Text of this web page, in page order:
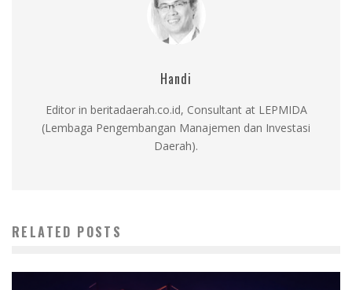
Handi
Editor in beritadaerah.co.id, Consultant at LEPMIDA
(Lembaga Pengembangan Manajemen dan Investasi
Daerah).
RELATED POSTS